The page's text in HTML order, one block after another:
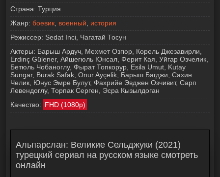
Страна: Турция
Жанр: боевик военный
история
Режиссер: Sedat Inci, Чагатай Тосун
Актеры: Барыш Ардуч, Мехмет Озгюр, Корель Джезавирли,
Erdinç Gülener, Айшегюль Юнсал, Ферит Кая, Уйгар Озчелик,
Бетюль Чобаноглу, Фырат Топкорур, Esila Umut, Kutay
Sungar, Burak Safak, Onur Ayçelik, Барыш Багджи, Сахин
Челик, Юнус Эмре Булут, Фахрийе Эвджен Озчивит, Сарп
Левендоглу, Торпак Серген, Эсра Кызылдоган
Качество: FHD (1080p)
Альпарслан: Великие Сельджуки (2021)
турецкий сериал на русском языке смотреть
онлайн